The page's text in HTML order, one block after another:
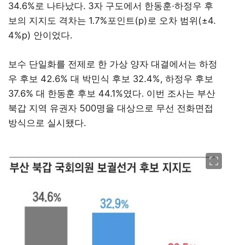
34.6%로 나타났다. 3자 구도에서 한동훈·하정우 후
보의 지지도 격차는 1.7%포인트(p)로 오차 범위(±4.
4%p) 안이었다.
보수 단일화를 전제로 한 가상 양자 대결에서는 하정
우 후보 42.6% 대 박민식 후보 32.4%, 하정우 후보
37.6% 대 한동훈 후보 44.1%였다. 이번 조사는 부산
북갑 지역 유권자 500명을 대상으로 무선 전화면접
방식으로 실시됐다.